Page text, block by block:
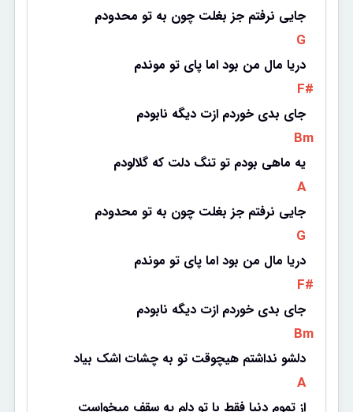
جایی نرفتم جز بغلت چون به تو محدودم
G
دریا مال من بود اما پای تو موندم
F#
جای بدی خوردم ازت دیگه نابودم
Bm
یه ماهی بودم تو تنگ دلت که گلالودم
A
جایی نرفتم جز بغلت چون به تو محدودم
G
دریا مال من بود اما پای تو موندم
F#
جای بدی خوردم ازت دیگه نابودم
Bm
دلشو نداشتم هیچوقت تو به چشات اشک بیاد
A
از تموم دنیا فقط با تو دلم یه سقف میخواست